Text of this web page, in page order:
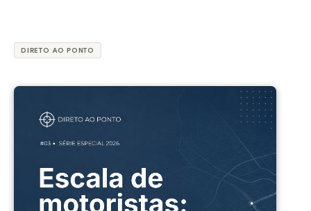
DIRETO AO PONTO